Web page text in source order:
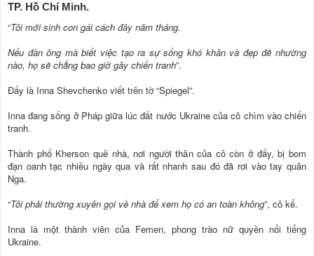
TP. Hồ Chí Minh.
“Tôi mới sinh con gái cách đây năm tháng.
Nếu đàn ông mà biết việc tạo ra sự sống khó khăn và đẹp đẽ nhường
nào, họ sẽ chẳng bao giờ gây chiến tranh”.
Đấy là Inna Shevchenko viết trên tờ “Spiegel”.
Inna đang sống ở Pháp giữa lúc đất nước Ukraine của cô chìm vào chiến
tranh.
Thành phố Kherson quê nhà, nơi người thân của cô còn ở đấy, bị bom
đạn oanh tạc nhiều ngày qua và rất nhanh sau đó đã rơi vào tay quân
Nga.
“Tôi phải thường xuyên gọi về nhà để xem họ có an toàn không”, cô kể.
Inna là một thành viên của Femen, phong trào nữ quyền nổi tiếng
Ukraine.